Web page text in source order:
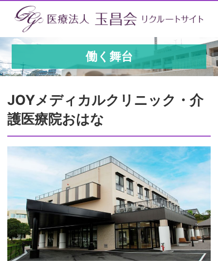
働く舞台
JOYメディカルクリニック・介
護医療院おはな